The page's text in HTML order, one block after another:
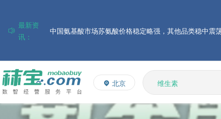
最新资
讯：
住友化学公布2026财年第一季度业绩
大成食品：2026年半年度毛利3.32亿元，同比上升8.9%
ADM发布2026年第二季度财务业绩
北京
L-赖氨酸硫酸盐
多维
多矿
维生素
饲料添加剂